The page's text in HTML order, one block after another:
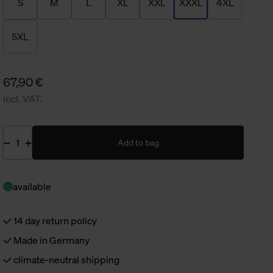
5XL
67,90 €
incl. VAT.
Add to bag
available
14 day return policy
Made in Germany
climate-neutral shipping